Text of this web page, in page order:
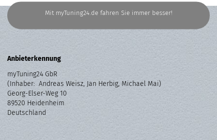
Mit myTuning24.de fahren Sie immer besser!
Anbieterkennung
myTuning24 GbR
(Inhaber: Andreas Weisz, Jan Herbig, Michael Mai)
Georg-Elser-Weg 10
89520 Heidenheim
Deutschland